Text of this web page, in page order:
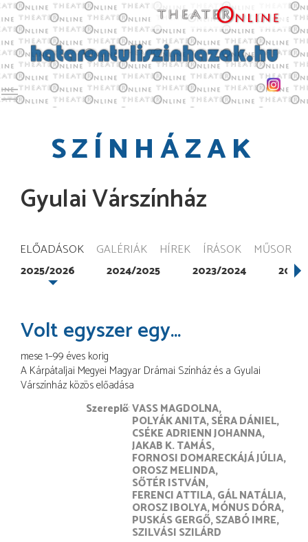
Toggle main menu visibility
SZÍNHÁZAK
Gyulai Várszínház
ELŐADÁSOK GALÉRIÁK HÍREK ÍRÁSOK MŰSOR
2025/2026 2024/2025 2023/2024
Volt egyszer egy…
mese 1–99 éves korig
A Kárpátaljai Megyei Magyar Drámai Színház és a Gyulai
Várszínház közös előadása
Szereplő VASS MAGDOLNA
POLYÁK ANITA SÉRA DÁNIEL
CSÉKE ADRIENN JOHANNA
JAKAB K. TAMÁS
FORNOSI DOMARECKÁJÁ JÚLIA
OROSZ MELINDA
SŐTÉR ISTVÁN
FERENCI ATTILA GÁL NATÁLIA
OROSZ IBOLYA MÓNUS DÓRA
PUSKÁS GERGŐ SZABÓ IMRE
SZILVÁSI SZILÁRD